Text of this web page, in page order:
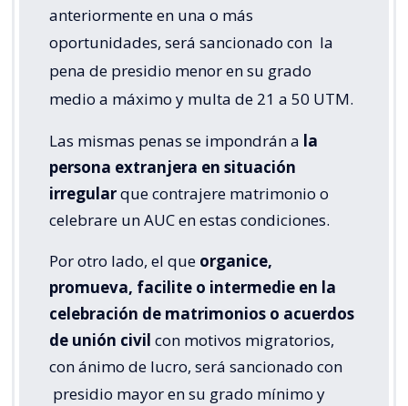
anteriormente en una o más
oportunidades, será sancionado con la
pena de presidio menor en su grado
medio a máximo y multa de 21 a 50 UTM.
Las mismas penas se impondrán a la
persona extranjera en situación
irregularque contrajere matrimonio o
celebrare un AUC en estas condiciones.
Por otro lado, el que organice,
promueva, facilite o intermedie en la
celebración de matrimonios o acuerdos
de unión civil con motivos migratorios,
con ánimo de lucro, será sancionado con
presidio mayor en su grado mínimo y